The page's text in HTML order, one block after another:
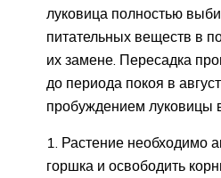
луковица полностью
питательных веществ в
их замене. Пересадка
до периода покоя в
пробуждением луковицы
Растение необходимо
горшка и освободить